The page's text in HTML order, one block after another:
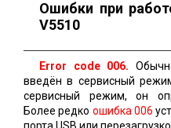
Ошибки при
V5510
Error code 006.
введён в сервисный
сервисный режим, он
Более редко ошибка 006